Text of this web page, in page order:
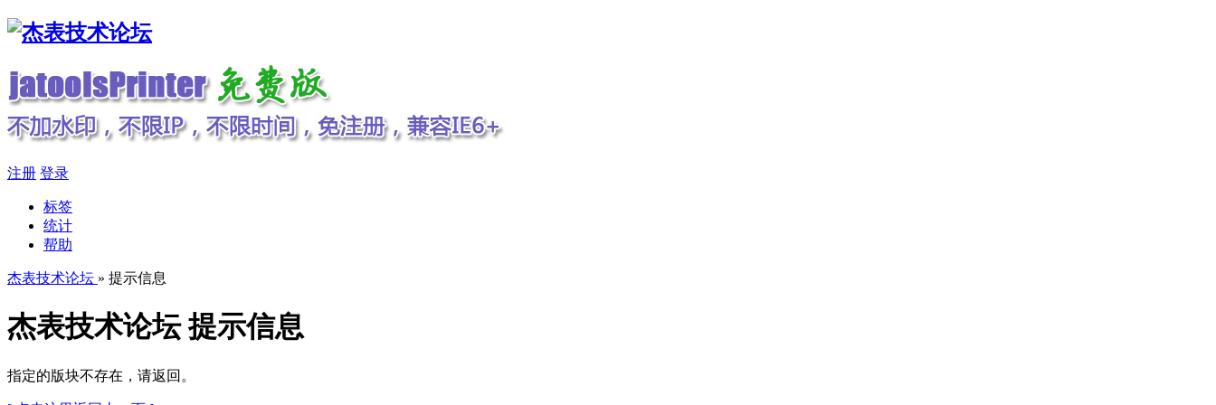
注册 登录
标签
统计
帮助
杰表技术论坛 » 提示信息
杰表技术论坛 提示信息
指定的版块不存在，请返回。